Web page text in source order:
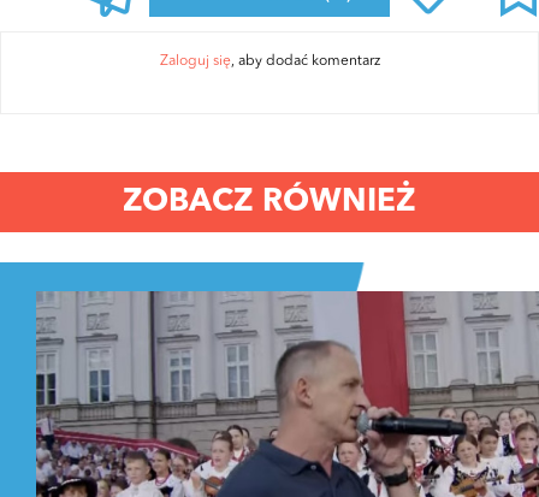
Zaloguj się, aby dodać komentarz
ZOBACZ RÓWNIEŻ